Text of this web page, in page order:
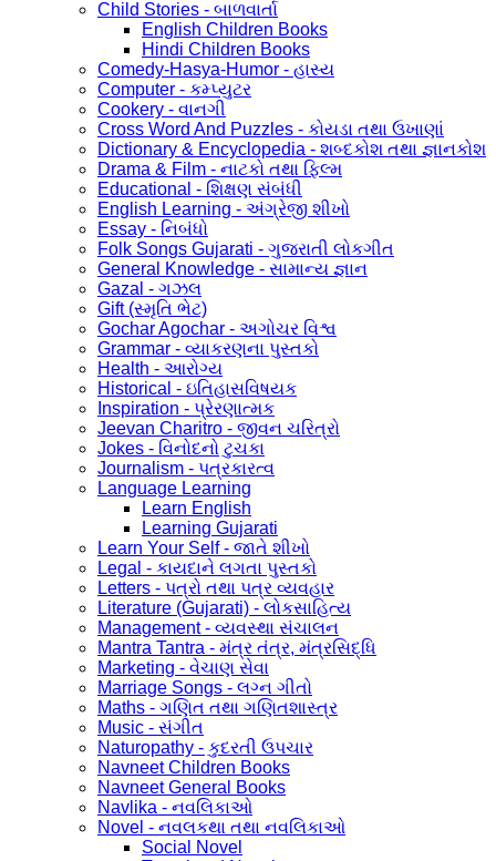
Child Stories - બાળવાર્તા
English Children Books
Hindi Children Books
Comedy-Hasya-Humor - હાસ્ય
Computer - કમ્પ્યુટર
Cookery - વાનગી
Cross Word And Puzzles - કોયડા તથા ઉખાણાં
Dictionary & Encyclopedia - શબ્દકોશ તથા જ્ઞાનકોશ
Drama & Film - નાટકો તથા ફિલ્મ
Educational - શિક્ષણ સંબંધી
English Learning - અંગ્રેજી શીખો
Essay - નિબંધો
Folk Songs Gujarati - ગુજરાતી લોકગીત
General Knowledge - સામાન્ય જ્ઞાન
Gazal - ગઝલ
Gift (સ્મૃતિ ભેટ)
Gochar Agochar - અગોચર વિશ્વ
Grammar - વ્યાકરણના પુસ્તકો
Health - આરોગ્ય
Historical - ઇતિહાસવિષયક
Inspiration - પ્રેરણાત્મક
Jeevan Charitro - જીવન ચરિત્રો
Jokes - વિનોદનો ટુચકા
Journalism - પત્રકારત્વ
Language Learning
Learn English
Learning Gujarati
Learn Your Self - જાતે શીખો
Legal - કાયદાને લગતા પુસ્તકો
Letters - પત્રો તથા પત્ર વ્યવહાર
Literature (Gujarati) - લોકસાહિત્ય
Management - વ્યવસ્થા સંચાલન
Mantra Tantra - મંત્ર તંત્ર, મંત્રસિદ્ધિ
Marketing - વેચાણ સેવા
Marriage Songs - લગ્ન ગીતો
Maths - ગણિત તથા ગણિતશાસ્ત્ર
Music - સંગીત
Naturopathy - કુદરતી ઉપચાર
Navneet Children Books
Navneet General Books
Navlika - નવલિકાઓ
Novel - નવલકથા તથા નવલિકાઓ
Social Novel